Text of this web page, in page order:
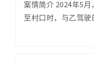
案情简介 2024年5
至村口时，与乙驾
甲、乙受伤；随后